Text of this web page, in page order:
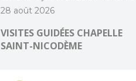
28 août 2026
VISITES GUIDÉES CHAPELLE
SAINT-NICODÈME